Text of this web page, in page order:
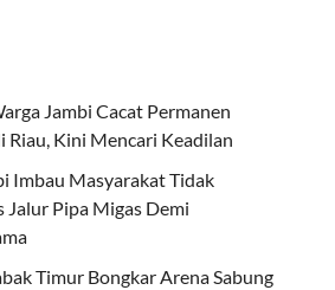
Jambi Cacat Permanen
Riau, Kini Mencari Keadilan
Imbau Masyarakat Tidak
Pipa Migas Demi
Timur Bongkar Arena Sabung